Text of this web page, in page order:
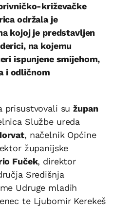
križevačke
održala je
kojoj je predstavljen
na kojemu
ispunjene smijehom,
i odličnom
prisustvovali sužupan
Službe ureda
, načelnik Općine
županijske
Fuček, direktor
Središnja
Udruge mladih
te Ljubomir Kerekeš